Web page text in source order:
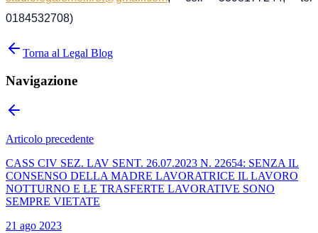
0184532708)
Torna al Legal Blog
Navigazione
Articolo precedente
CASS CIV SEZ. LAV SENT. 26.07.2023 N. 22654: SENZA IL
CONSENSO DELLA MADRE LAVORATRICE IL LAVORO
NOTTURNO E LE TRASFERTE LAVORATIVE SONO
SEMPRE VIETATE
21 ago 2023